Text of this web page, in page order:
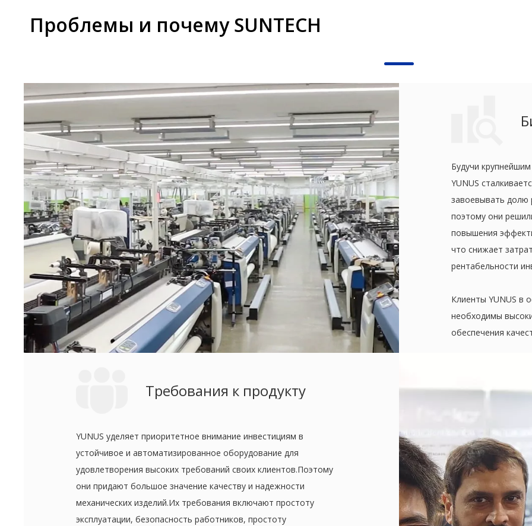
Проблемы и почему SUNTECH
Будучи
YUNUS
завоевывать долю
поэтому они
повышения
что снижает
рентабельности
Клиенты YUNUS в
необходимы
обеспечения
Требования к продукту
YUNUS уделяет приоритетное внимание инвестициям в
устойчивое и автоматизированное оборудование для
удовлетворения высоких требований своих клиентов.Поэтому
они придают большое значение качеству и надежности
механических изделий.Их требования включают простоту
эксплуатации, безопасность работников, простоту